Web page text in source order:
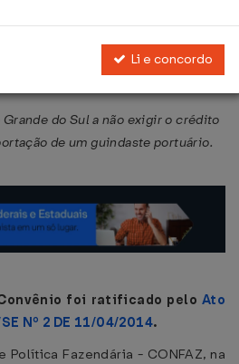
do Sul a não exigir o crédito
de um guindaste portuário.
foi ratificado pelo Ato
Nº 2 DE 11/04/2014.
Política Fazendária - CONFAZ, na
Li e concordo